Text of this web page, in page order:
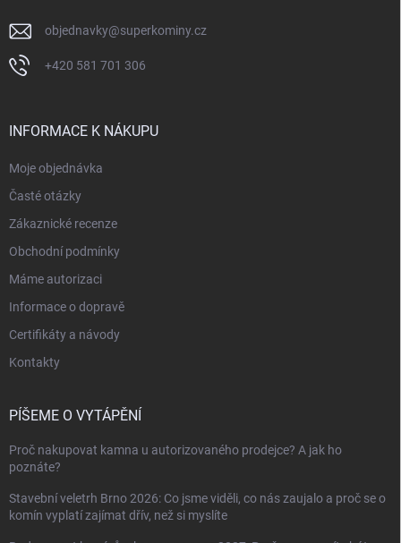
objednavky@superkominy.cz
+420 581 701 306
INFORMACE K NÁKUPU
Moje objednávka
Časté otázky
Zákaznické recenze
Obchodní podmínky
Máme autorizaci
Informace o dopravě
Certifikáty a návody
Kontakty
PÍŠEME O VYTÁPĚNÍ
Proč nakupovat kamna u autorizovaného prodejce? A jak ho
poznáte?
Stavební veletrh Brno 2026: Co jsme viděli, co nás zaujalo a proč se o
komín vyplatí zajímat dřív, než si myslíte